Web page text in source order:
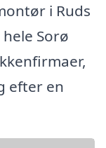
i Ruds
Sorø
efter en